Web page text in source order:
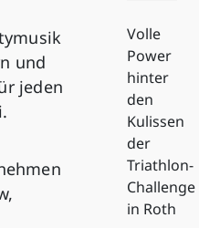
und
jeden
Volle
Power
hinter
den
Kulissen
der
Triathlon-
Challenge
in Roth